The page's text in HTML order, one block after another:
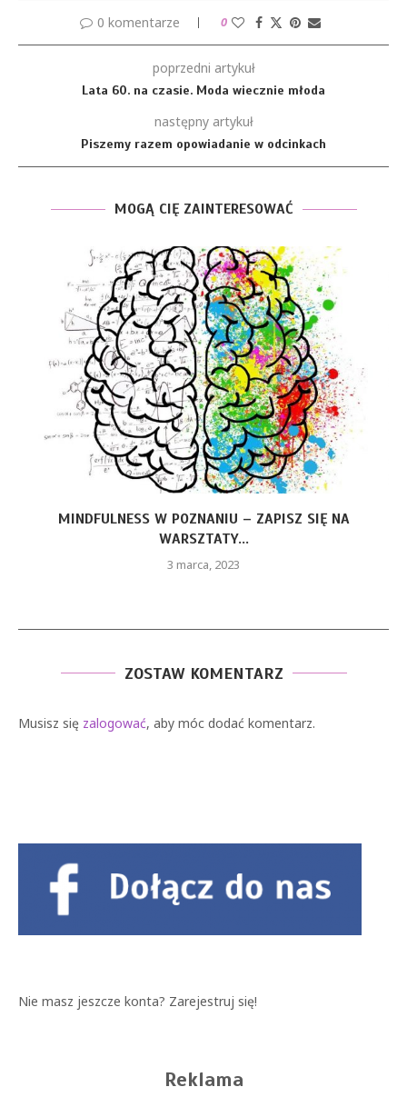
0 komentarze 0
poprzedni artykuł
Lata 60. na czasie. Moda wiecznie młoda
następny artykuł
Piszemy razem opowiadanie w odcinkach
MOGĄ CIĘ ZAINTERESOWAĆ
MINDFULNESS W POZNANIU – ZAPISZ SIĘ NA
WARSZTATY...
3 marca, 2023
ZOSTAW KOMENTARZ
Musisz się zalogować, aby móc dodać komentarz.
Nie masz jeszcze konta? Zarejestruj się!
Reklama